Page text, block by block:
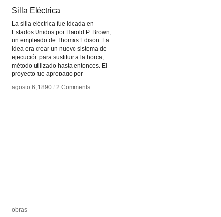
Silla Eléctrica
La silla eléctrica fue ideada en
Estados Unidos por Harold P. Brown,
un empleado de Thomas Edison. La
idea era crear un nuevo sistema de
ejecución para sustituir a la horca,
método utilizado hasta entonces. El
proyecto fue aprobado por
agosto 6, 1890 / 2 Comments
Silla Eléctrica
agosto 6, 1890 / 2 Comments
obras
obras